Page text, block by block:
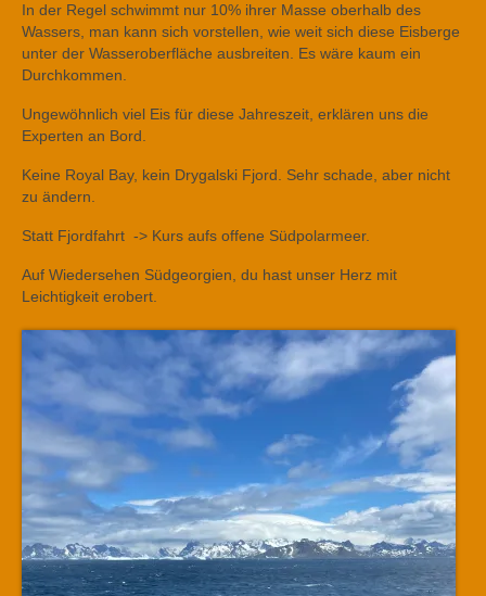
In der Regel schwimmt nur 10% ihrer Masse oberhalb des
Wassers, man kann sich vorstellen, wie weit sich diese Eisberge
unter der Wasseroberfläche ausbreiten. Es wäre kaum ein
Durchkommen.
Ungewöhnlich viel Eis für diese Jahreszeit, erklären uns die
Experten an Bord.
Keine Royal Bay, kein Drygalski Fjord. Sehr schade, aber nicht
zu ändern.
Statt Fjordfahrt -> Kurs aufs offene Südpolarmeer.
Auf Wiedersehen Südgeorgien, du hast unser Herz mit
Leichtigkeit erobert.